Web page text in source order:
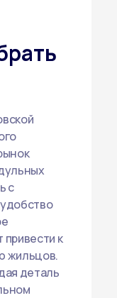
с
к
жильцов.
деталь